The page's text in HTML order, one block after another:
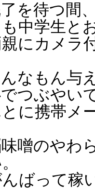
を待つ間
中学生と
にカメラ
なもん与
つぶやい
に携帯メ
噌のやわ
ばって稼